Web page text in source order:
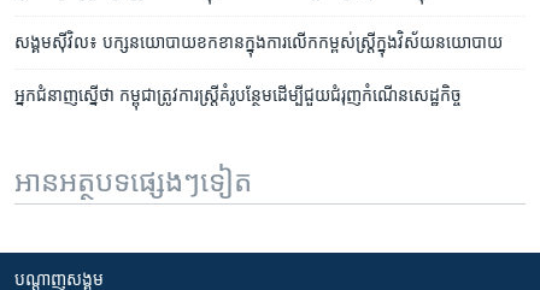
សង្គម​ស៊ីវិល៖ បក្ស​នយោបាយ​ខកខាន​ក្នុង​ការ​លើក​កម្ពស់​ស្ត្រី​ក្នុង​វិស័យ​នយោបាយ
អ្នក​ជំនាញ​ស្នើ​ថា​ កម្ពុជា​ត្រូវការ​ស្ត្រី​គំរូ​បន្ថែម​ដើម្បី​ជួយ​ជំរុញ​កំណើន​សេដ្ឋកិច្ច
អានអត្ថបទផ្សេងៗទៀត
បណ្តាញ​សង្គម